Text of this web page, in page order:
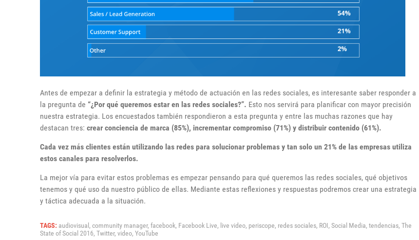
Antes de empezar a definir la estrategia y método de actuación en las redes sociales, es interesante saber responder a
la pregunta de “¿Por qué queremos estar en las redes sociales?”. Esto nos servirá para planificar con mayor precisión
nuestra estrategia. Los encuestados también respondieron a esta pregunta y entre las muchas razones que hay
destacan tres: crear conciencia de marca (85%), incrementar compromiso (71%) y distribuir contenido (61%).
Cada vez más clientes están utilizando las redes para solucionar problemas y tan solo un 21% de las empresas utiliza
estos canales para resolverlos.
La mejor vía para evitar estos problemas es empezar pensando para qué queremos las redes sociales, qué objetivos
tenemos y qué uso da nuestro público de ellas. Mediante estas reflexiones y respuestas podremos crear una estrategia
y táctica adecuada a la situación.
TAGS: audiovisual, community manager, facebook, Facebook Live, live video, periscope, redes sociales, ROI, Social Media, tendencias, The
State of Social 2016, Twitter, video, YouTube